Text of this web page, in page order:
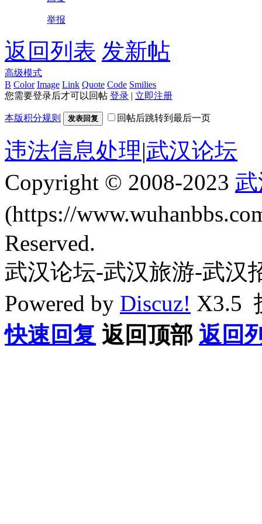
举报
返回列表 发新帖
高级模式
B Color Image Link Quote Code Smilies
您需要登录后才可以回帖 登录 | 立即注册
本版积分规则 发表回复 回帖后跳转到最后一页
违法信息处理|武汉论坛
Copyright © 2008-2023
(https://
Reserved.
武汉论坛-武汉旅游-武汉
Powered by Discuz! X3.5
快速回复 返回顶部 返回